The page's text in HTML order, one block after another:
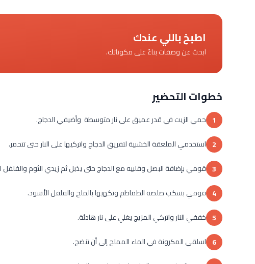
اطبخ باللي عندك
ابحث عن وصفات بناءً على مكوناتك.
خطوات التحضير
1 حمي الزيت في قدر عميق على نار متوسطة وأضيفي الدجاج.
2 استخدمي الملعقة الخشبية لتفريق الدجاج واتركيها على النار حتى تتحمر.
3 قومي بإضافة البصل وقلبيه مع الدجاج حتى يذبل ثم زيدي الثوم والفلفل
4 قومي بسكب صلصة الطماطم ونكهيها بالملح والفلفل الأسود.
5 خففي النار واتركي المزيج يغلي على نار هادئة.
6 اسلقي المكرونة في الماء المملح إلى أن تنضج.